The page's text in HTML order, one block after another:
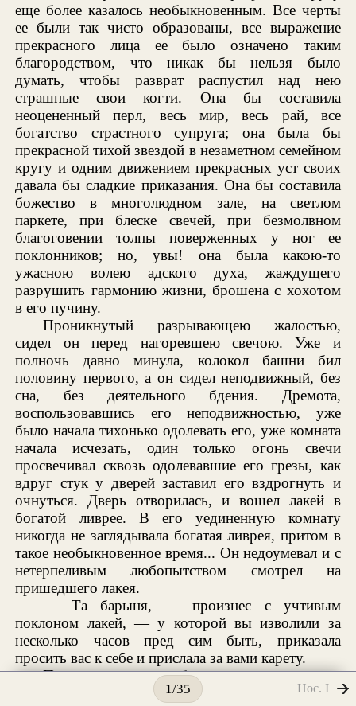
еще более казалось необыкновенным. Все черты
ее были так чисто образованы, все выражение
прекрасного лица ее было означено таким
благородством, что никак бы нельзя было
думать, чтобы разврат распустил над нею
страшные свои когти. Она бы составила
неоцененный перл, весь мир, весь рай, все
богатство страстного супруга; она была бы
прекрасной тихой звездой в незаметном семейном
кругу и одним движением прекрасных уст своих
давала бы сладкие приказания. Она бы составила
божество в многолюдном зале, на светлом
паркете, при блеске свечей, при безмолвном
благоговении толпы поверженных у ног ее
поклонников; но, увы! она была какою-то
ужасною волею адского духа, жаждущего
разрушить гармонию жизни, брошена с хохотом
в его пучину.
Проникнутый разрывающею жалостью,
сидел он перед нагоревшею свечою. Уже и
полночь давно минула, колокол башни бил
половину первого, а он сидел неподвижный, без
сна, без деятельного бдения. Дремота,
воспользовавшись его неподвижностью, уже
было начала тихонько одолевать его, уже комната
начала исчезать, один только огонь свечи
просвечивал сквозь одолевавшие его грезы, как
вдруг стук у дверей заставил его вздрогнуть и
очнуться. Дверь отворилась, и вошел лакей в
богатой ливрее. В его уединенную комнату
никогда не заглядывала богатая ливрея, притом в
такое необыкновенное время... Он недоумевал и с
нетерпеливым любопытством смотрел на
пришедшего лакея.
— Та барыня, — произнес с учтивым
поклоном лакей, — у которой вы изволили за
несколько часов пред сим быть, приказала
просить вас к себе и прислала за вами карету.
Пискарев стоял в безмолвном удивлении:
«Карету, лакей в ливрее!.. Нет, здесь, верно, есть
1/35 Нос. I